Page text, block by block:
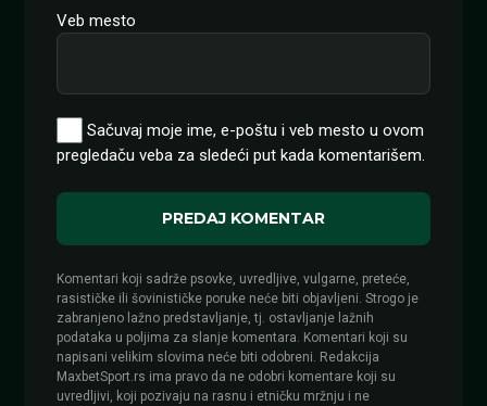
Veb mesto
Sačuvaj moje ime, e-poštu i veb mesto u ovom
pregledaču veba za sledeći put kada komentarišem.
Komentari koji sadrže psovke, uvredljive, vulgarne, preteće,
rasističke ili šovinističke poruke neće biti objavljeni. Strogo je
zabranjeno lažno predstavljanje, tj. ostavljanje lažnih
podataka u poljima za slanje komentara. Komentari koji su
napisani velikim slovima neće biti odobreni. Redakcija
MaxbetSport.rs ima pravo da ne odobri komentare koji su
uvredljivi, koji pozivaju na rasnu i etničku mržnju i ne